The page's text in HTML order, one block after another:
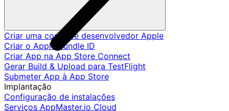
Criar uma conta de desenvolvedor Apple
Criar o Apple Bundle ID
Criar App na App Store Connect
Gerar Build & Upload para TestFlight
Submeter App à App Store
Implantação
Configuração de instalações
Serviços AppMaster.io Cloud